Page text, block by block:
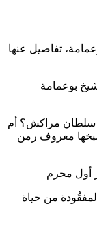
تفاصيل عنها
بوعمامة
أم سلطان مراكش؟ أم
معروف رمن
أول محرم
من حياة